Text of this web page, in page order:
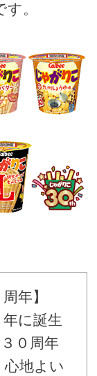
。
年】
に誕生
０周年
地よい